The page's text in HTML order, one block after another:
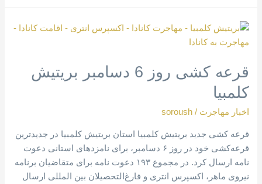
قرعه کشی روز 6 دسامبر بریتیش
کلمبیا
اخبار مهاجرت /
soroush
قرعه کشی جدید بریتیش کلمبیا استان بریتیش کلمبیا در جدیدترین
قرعه‌کشی خود در روز ۶ دسامبر، برای نامزدهای استانی دعوت
نامه ارسال کرد. در مجموع ۱۹۳ دعوت نامه برای متقاضیان برنامه
نیروی ماهر، اکسپرس انتری و فارغ‌التحصیلان بین المللی ارسال
قرعه
کشی
6
دسامبر
بریتیش
کلمبیا